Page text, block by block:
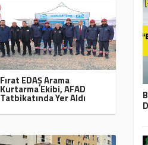
Fırat EDAŞ Arama
Kurtarma Ekibi, AFAD
Tatbikatında Yer Aldı